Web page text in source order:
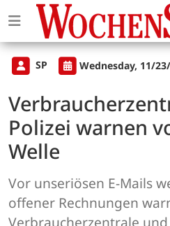
SP Wednesday, 11/
Polizei warnen
Welle
Vor unseriösen E-Mails
offener Rechnungen